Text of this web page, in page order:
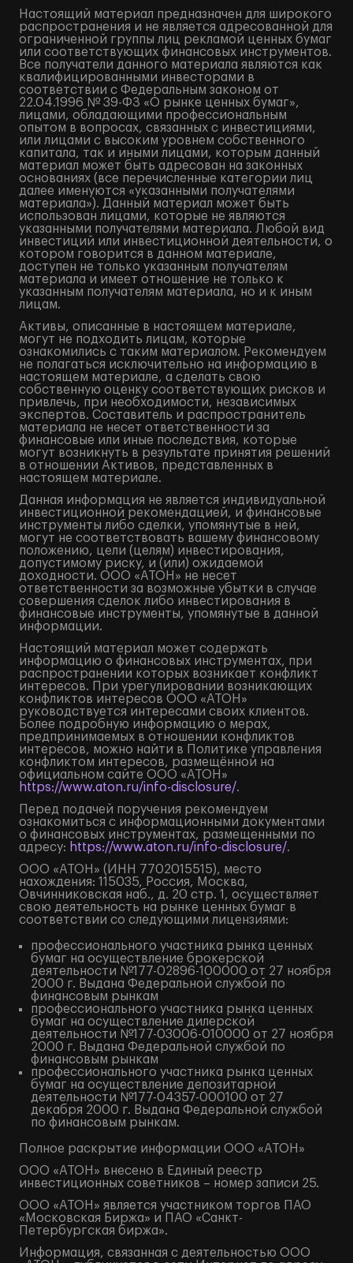
Настоящий материал предназначен для широкого
распространения и не является адресованной для
ограниченной группы лиц рекламой ценных бумаг
или соответствующих финансовых инструментов.
Все получатели данного материала являются как
квалифицированными инвесторами в
соответствии с Федеральным законом от
22.04.1996 № 39-ФЗ «О рынке ценных бумаг»,
лицами, обладающими профессиональным
опытом в вопросах, связанных с инвестициями,
или лицами с высоким уровнем собственного
капитала, так и иными лицами, которым данный
материал может быть адресован на законных
основаниях (все перечисленные категории лиц
далее именуются «указанными получателями
материала»). Данный материал может быть
использован лицами, которые не являются
указанными получателями материала. Любой вид
инвестиций или инвестиционной деятельности, о
котором говорится в данном материале,
доступен не только указанным получателям
материала и имеет отношение не только к
указанным получателям материала, но и к иным
лицам.
Активы, описанные в настоящем материале,
могут не подходить лицам, которые
ознакомились с таким материалом. Рекомендуем
не полагаться исключительно на информацию в
настоящем материале, а сделать свою
собственную оценку соответствующих рисков и
привлечь, при необходимости, независимых
экспертов. Составитель и распространитель
материала не несет ответственности за
финансовые или иные последствия, которые
могут возникнуть в результате принятия решений
в отношении Активов, представленных в
настоящем материале.
Данная информация не является индивидуальной
инвестиционной рекомендацией, и финансовые
инструменты либо сделки, упомянутые в ней,
могут не соответствовать вашему финансовому
положению, цели (целям) инвестирования,
допустимому риску, и (или) ожидаемой
доходности. ООО «АТОН» не несет
ответственности за возможные убытки в случае
совершения сделок либо инвестирования в
финансовые инструменты, упомянутые в данной
информации.
Настоящий материал может содержать
информацию о финансовых инструментах, при
распространении которых возникает конфликт
интересов. При урегулировании возникающих
конфликтов интересов ООО «АТОН»
руководствуется интересами своих клиентов.
Более подробную информацию о мерах,
предпринимаемых в отношении конфликтов
интересов, можно найти в Политике управления
конфликтом интересов, размещённой на
официальном сайте ООО «АТОН»
https://www.aton.ru/info-disclosure/.
Перед подачей поручения рекомендуем
ознакомиться с информационными документами
о финансовых инструментах, размещенными по
адресу: https://www.aton.ru/info-disclosure/.
ООО «АТОН» (ИНН 7702015515), место
нахождения: 115035, Россия, Москва,
Овчинниковская наб., д. 20 стр. 1, осуществляет
свою деятельность на рынке ценных бумаг в
соответствии со следующими лицензиями:
профессионального участника рынка ценных
бумаг на осуществление брокерской
деятельности №177-02896-100000 от 27 ноября
2000 г. Выдана Федеральной службой по
финансовым рынкам
профессионального участника рынка ценных
бумаг на осуществление дилерской
деятельности №177-03006-010000 от 27 ноября
2000 г. Выдана Федеральной службой по
финансовым рынкам
профессионального участника рынка ценных
бумаг на осуществление депозитарной
деятельности №177-04357-000100 от 27
декабря 2000 г. Выдана Федеральной службой
по финансовым рынкам.
Полное раскрытие информации ООО «АТОН»
ООО «АТОН» внесено в Единый реестр
инвестиционных советников – номер записи 25.
ООО «АТОН» является участником торгов ПАО
«Московская Биржа» и ПАО «Санкт-
Петербургская биржа».
Информация, связанная с деятельностью ООО